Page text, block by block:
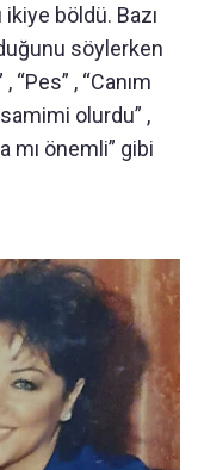
böldü. Bazı
söylerken
“Pes” , “Canım
olurdu” ,
mı önemli” gibi